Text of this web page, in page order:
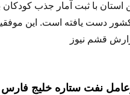
استان با ثبت آمار جذب
کشور دست یافته است. این
قشم نیوز
نفت ستاره خلیج